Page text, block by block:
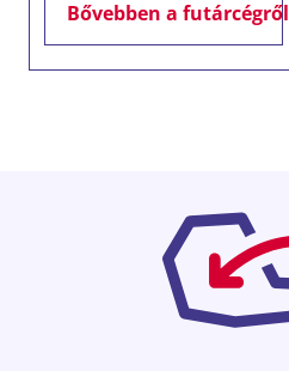
Bővebben a futárcégről